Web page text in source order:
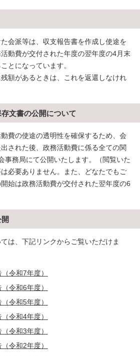
会派等は、収支報告書を作成し使途を
動費が交付された年度の翌年度の4月末
とになっています。
残額があるときは、これを返還しなけれ
文書の公開について
費の使途の透明性を確保するため、会
された後、政務活動費に係る全ての関
事務局にて公開いたします。（閲覧いた
必要ありません。また、どなたでもご
始は政務活動費が交付された翌年度の6
は、下記リンクからご覧いただけま
令和7年度）
令和6年度）
令和5年度）
令和4年度）
令和3年度）
令和2年度）